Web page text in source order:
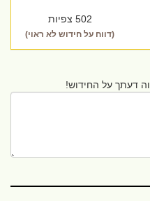
502 צפיות
(דווח על חידוש לא ראוי)
דעתך על החידוש!